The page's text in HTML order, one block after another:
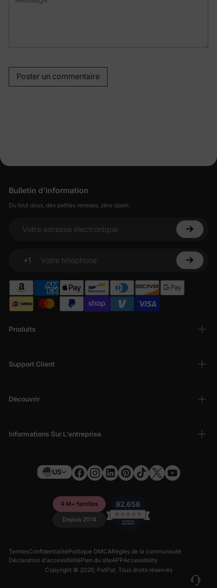
Poster un commentaire
Produits
Support Client
Découvrir
Informations Sur L'entreprise
Bulletin d'information
Du tout doux, des petites remises, zéro spam.
Votre adresse électronique
+1
Votre téléphone
US
4 M+ familles
Depuis 2014
TermesConfidentialitéPolitique DMCARègles de la communauté
Déclaration d'accessibilitéPlan du siteAPPAccessibility
Copyright © 2026, PatPat. Tous droits réservés